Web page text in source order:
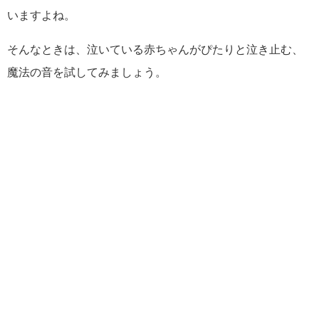
いますよね。
そんなときは、泣いている赤ちゃんがぴたりと泣き止む、
魔法の音を試してみましょう。